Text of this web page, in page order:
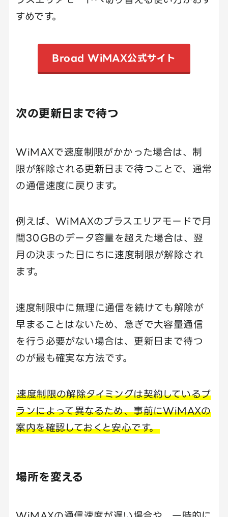
すめです。
Broad WiMAX公式サイト
次の更新日まで待つ
WiMAXで速度制限がかかった場合は、制
限が解除される更新日まで待つことで、通常
の通信速度に戻ります。
例えば、WiMAXのプラスエリアモードで月
間30GBのデータ容量を超えた場合は、翌
月の決まった日にちに速度制限が解除され
ます。
速度制限中に無理に通信を続けても解除が
早まることはないため、急ぎで大容量通信
を行う必要がない場合は、更新日まで待つ
のが最も確実な方法です。
速度制限の解除タイミングは契約しているプ
ランによって異なるため、事前にWiMAXの
案内を確認しておくと安心です。
場所を変える